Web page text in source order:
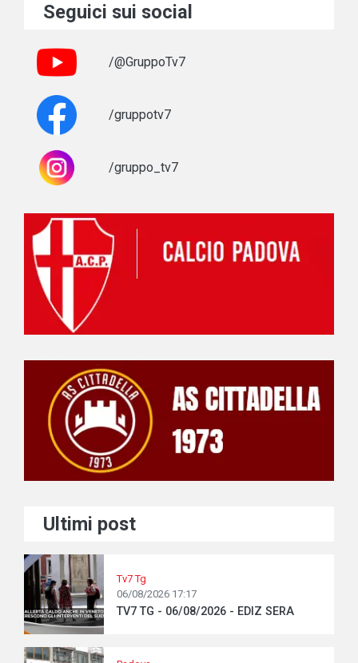
Seguici sui social
/@GruppoTv7
/gruppotv7
/gruppo_tv7
Ultimi post
Tv7 Tg
06/08/2026 17:17
TV7 TG - 06/08/2026 - EDIZ SERA